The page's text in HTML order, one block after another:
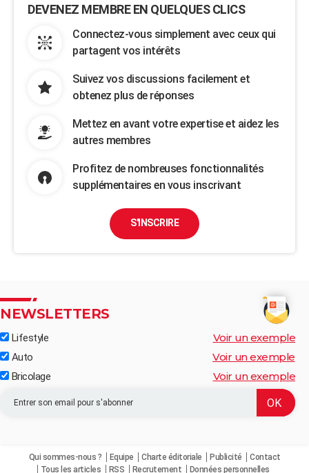
DEVENEZ MEMBRE EN QUELQUES CLICS
Connectez-vous simplement avec ceux qui
partagent vos intérêts
Suivez vos discussions facilement et
obtenez plus de réponses
Mettez en avant votre expertise et aidez les
autres membres
Profitez de nombreuses fonctionnalités
supplémentaires en vous inscrivant
S'INSCRIRE
NEWSLETTERS
Lifestyle Voir un exemple
Auto Voir un exemple
Bricolage Voir un exemple
Qui sommes-nous ? Equipe Charte éditoriale Publicité
Contact
Tous les articles
RSS Recrutement Données personnelles